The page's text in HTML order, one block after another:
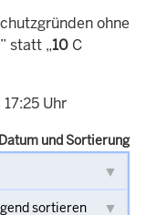
ohne
statt „10 C
Uhr
Datum und Sortierung